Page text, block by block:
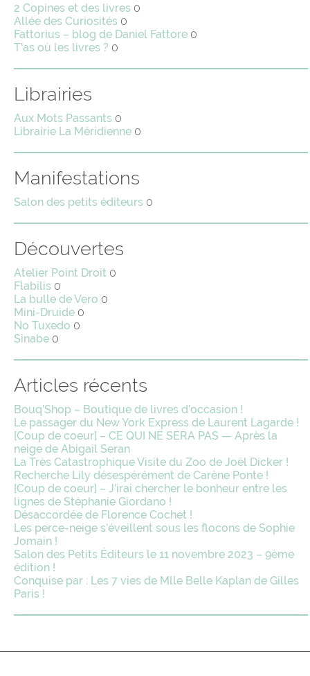
2 Copines et des livres 0
Allée des Curiosités 0
Fattorius – blog de Daniel Fattore 0
T'as où les livres ? 0
Librairies
Aux Mots Passants 0
Librairie La Méridienne 0
Manifestations
Salon des petits éditeurs 0
Découvertes
Atelier Point Droit 0
Flabilis 0
La bulle de Vero 0
Mini-Druide 0
No Tuxedo 0
Sinabe 0
Articles récents
Bouq’Shop – Boutique de livres d’occasion !
Le passager du New York Express de Laurent Lagarde !
[Coup de coeur] – CE QUI NE SERA PAS — Après la
neige de Abigail Seran
La Très Catastrophique Visite du Zoo de Joël Dicker !
Recherche Lily désespérément de Carène Ponte !
[Coup de coeur] – J’irai chercher le bonheur entre les
lignes de Stéphanie Giordano !
Désaccordée de Florence Cochet !
Les perce-neige s’éveillent sous les flocons de Sophie
Jomain !
Salon des Petits Éditeurs le 11 novembre 2023 – 9ème
édition !
Conquise par : Les 7 vies de Mlle Belle Kaplan de Gilles
Paris !